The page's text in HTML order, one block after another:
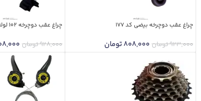
چراغ عقب دوچرخه بیضی کد 177
923,000تومان 808,000تومان
چراغ عقب دوچرخه 102 لوله ای اوکی کد 172
928,000تومان